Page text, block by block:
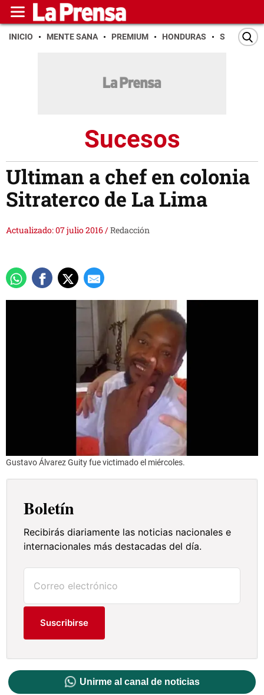
INICIO MENTE SANA PREMIUM HONDURAS SAN PEDRO
Sucesos
Ultiman a chef en colonia
Sitraterco de La Lima
Actualizado: 07 julio 2016/Redacción
Gustavo Álvarez Guity fue victimado el miércoles.
Boletín
Recibirás diariamente las noticias nacionales e
internacionales más destacadas del día.
Suscribirse
Unirme al canal de noticias